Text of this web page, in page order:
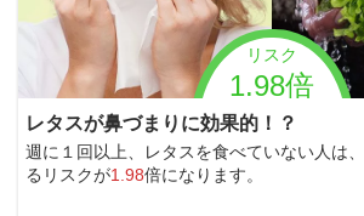
リスク
1.98倍
レタスが鼻づまりに効果的！？
週に１回以上、レタスを食べていない人は
るリスクが1.98倍になります。